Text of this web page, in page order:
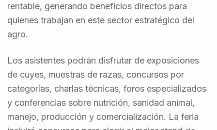
rentable, generando beneficios directos para
quienes trabajan en este sector estratégico del
agro.
Los asistentes podrán disfrutar de exposiciones
de cuyes, muestras de razas, concursos por
categorías, charlas técnicas, foros especializados
y conferencias sobre nutrición, sanidad animal,
manejo, producción y comercialización. La feria